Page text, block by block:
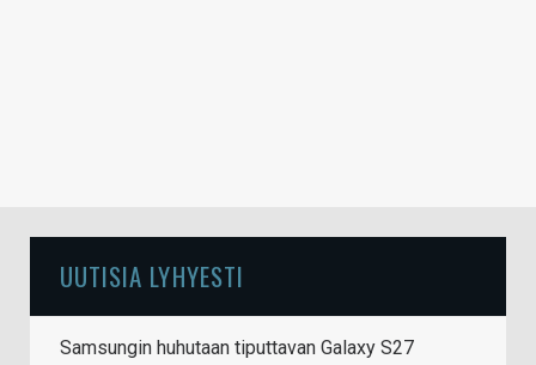
UUTISIA LYHYESTI
Samsungin huhutaan tiputtavan Galaxy S27